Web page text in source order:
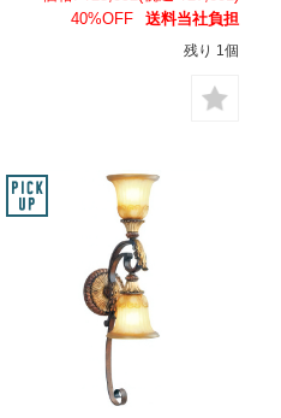
40%OFF
送料当社負担
残り 1個